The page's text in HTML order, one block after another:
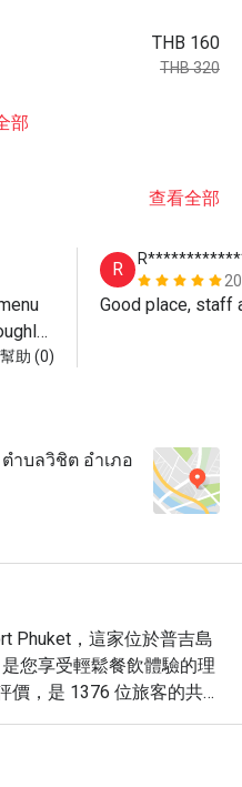
THB 160
THB 320
部
查看全部
助 (0)
R
Good place, staff
ำบลวิชิต อำเภอ
Phuket，這家位於普吉島
您享受輕鬆餐飲體驗的理
價，是 1376 位旅客的共
個讓您沉浸在海灘美景中
沙灘」景觀、迷人的「夕